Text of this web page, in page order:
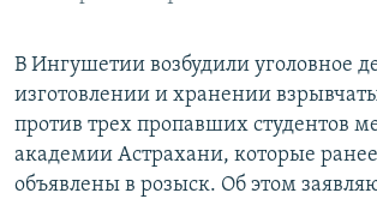
Все сайты РСЕ/РС
В Ингушетии возбудили уголовное
изготовлении и хранении
против трех пропавших студентов
академии Астрахани, которые
объявлены в розыск. Об этом